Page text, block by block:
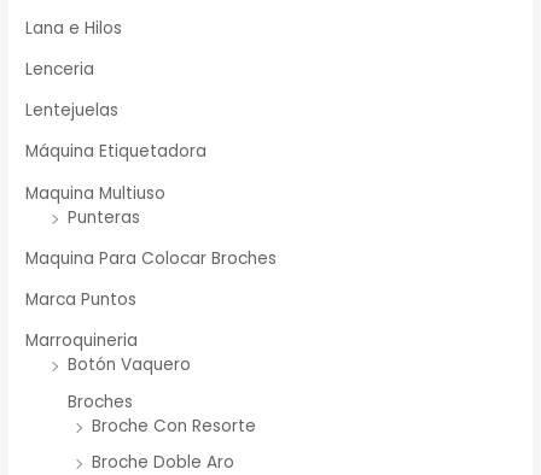
Lana e Hilos
Lenceria
Lentejuelas
Máquina Etiquetadora
Maquina Multiuso
Punteras
Maquina Para Colocar Broches
Marca Puntos
Marroquineria
Botón Vaquero
Broches
Broche Con Resorte
Broche Doble Aro